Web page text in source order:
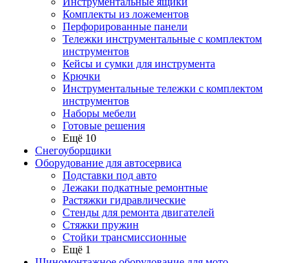
Комплекты из ложементов
Перфорированные панели
Тележки инструментальные с комплектом
инструментов
Кейсы и сумки для инструмента
Крючки
Инструментальные тележки с комплектом
инструментов
Наборы мебели
Готовые решения
Ещё 10
Снегоуборщики
Оборудование для автосервиса
Подставки под авто
Лежаки подкатные ремонтные
Растяжки гидравлические
Стенды для ремонта двигателей
Стяжки пружин
Стойки трансмиссионные
Ещё 1